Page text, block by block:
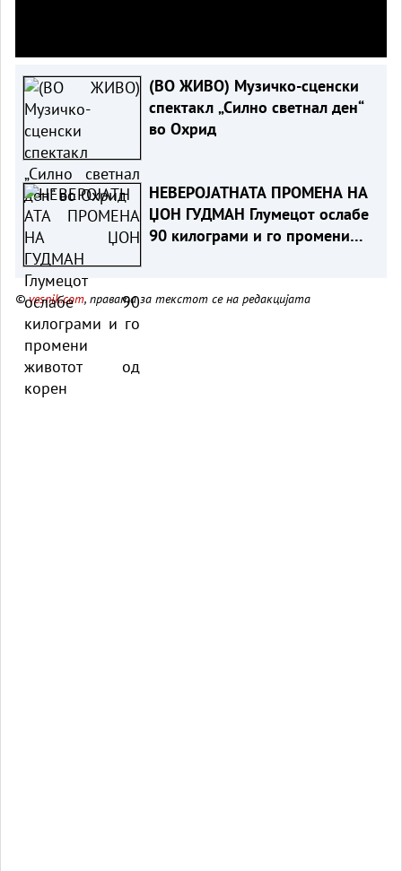
(ВО ЖИВО) Музичко-сценски
спектакл „Силно светнал ден“
во Охрид
НЕВЕРОЈАТНАТА ПРОМЕНА НА
ЏОН ГУДМАН Глумецот ослабе
90 килограми и го промени
©vesnik.com, правата за текстот се на редакцијата